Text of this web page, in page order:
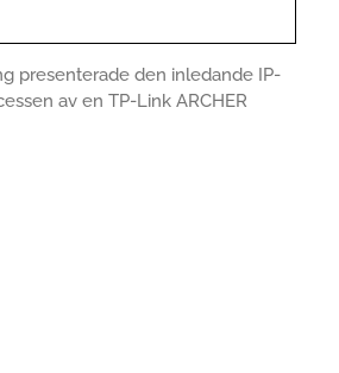
presenterade den inledande IP-
av en TP-Link ARCHER